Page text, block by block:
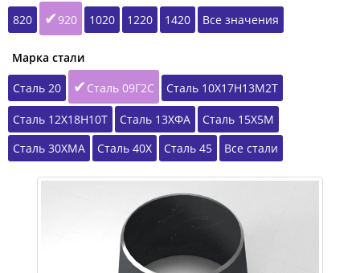
820 920 1020 1220 1420 Все значения
Марка стали
Сталь 20
Сталь 09Г2С Сталь 10Х17Н13М2Т
Сталь 12Х18Н10Т Сталь 13ХФА
Сталь 15Х5М
Сталь 30ХМА
Сталь 40Х Сталь 45 Все стали